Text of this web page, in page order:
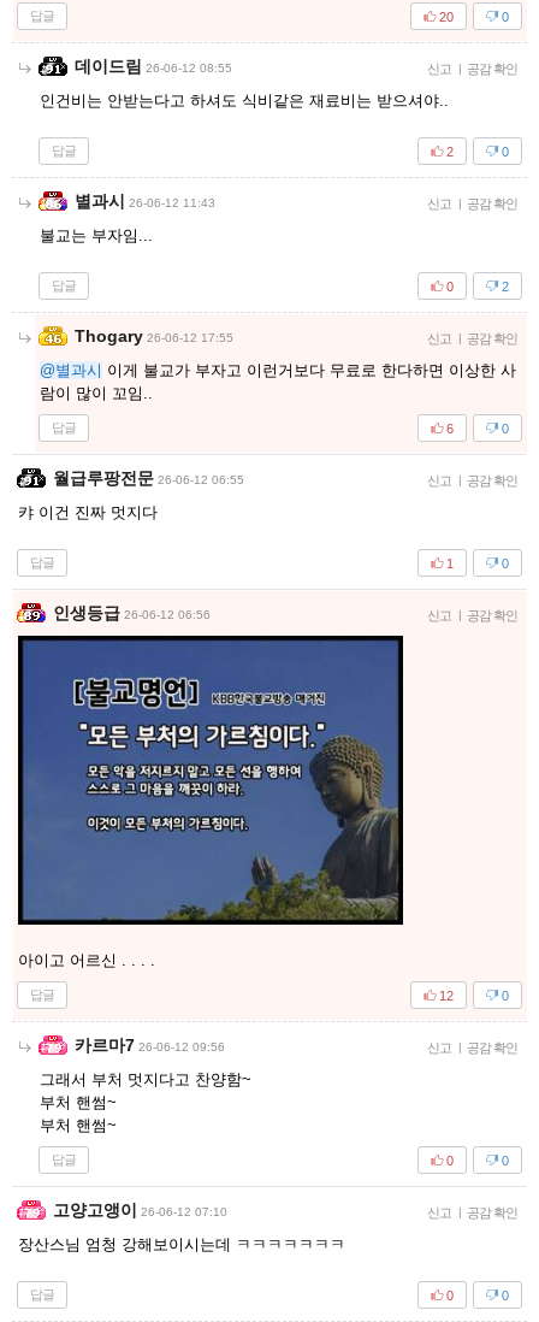
답글 0
20
데이드림 26-06-12 08:55 신고 | 공감 확인
인건비는 안받는다고 하셔도 식비같은 재료비는 받으셔야..
답글 0
2
별과시 26-06-12 11:43 신고 | 공감 확인
불교는 부자임...
답글 2
0
Thogary 26-06-12 17:55 신고 | 공감 확인
@별과시 이게 불교가 부자고 이런거보다 무료로 한다하면 이상한 사
람이 많이 꼬임..
답글 0
6
월급루팡전문 26-06-12 06:55 신고 | 공감 확인
캬 이건 진짜 멋지다
답글 0
1
인생등급 26-06-12 06:56 신고 | 공감 확인
아이고 어르신 . . . .
답글 0
12
카르마7 26-06-12 09:56 신고 | 공감 확인
그래서 부처 멋지다고 찬양함~
부처 핸썸~
부처 핸썸~
답글 0
0
고양고앵이 26-06-12 07:10 신고 | 공감 확인
장산스님 엄청 강해보이시는데 ㅋㅋㅋㅋㅋㅋㅋ
답글 0
0